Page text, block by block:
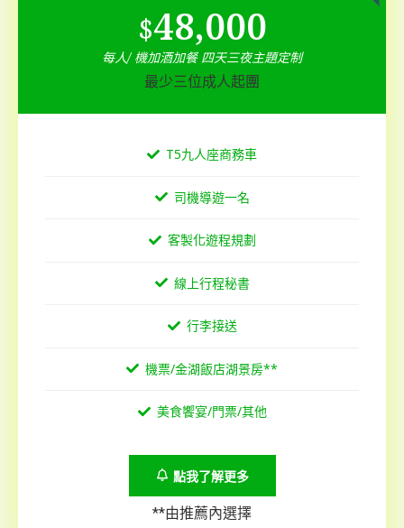
$48,000
每人/ 機加酒加餐 四天三夜主題定制
最少三位成人起團
T5九人座商務車
司機導遊一名
客製化遊程規劃
線上行程秘書
行李接送
機票/金湖飯店湖景房**
美食饗宴/門票/其他
點我了解更多
**由推薦內選擇